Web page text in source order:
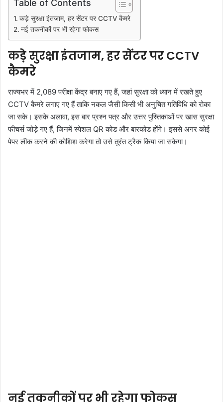
Table of Contents
कड़े सुरक्षा इंतजाम, हर सेंटर पर CCTV कैमरे
नई तकनीकों पर भी रहेगा फोकस
कड़े सुरक्षा इंतजाम, हर सेंटर पर CCTV
कैमरे
राज्यभर में 2,089 परीक्षा केंद्र बनाए गए हैं, जहां सुरक्षा को ध्यान में रखते हुए
CCTV कैमरे लगाए गए हैं ताकि नकल जैसी किसी भी अनुचित गतिविधि को रोका
जा सके। इसके अलावा, इस बार प्रश्न पत्र और उत्तर पुस्तिकाओं पर खास सुरक्षा
फीचर्स जोड़े गए हैं, जिनमें स्पेशल QR कोड और बारकोड होंगे। इससे अगर कोई
पेपर लीक करने की कोशिश करेगा तो उसे तुरंत ट्रैक किया जा सकेगा।
नई तकनीकों पर भी रहेगा फोकस